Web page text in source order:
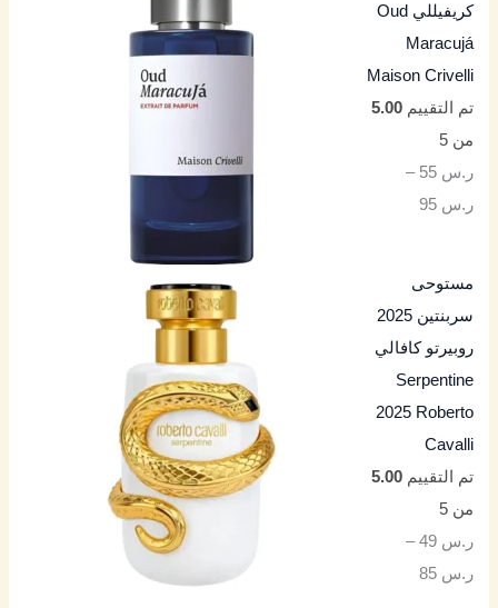
كريفيللي Oud
Maracujá
Maison Crivelli
تم التقييم5.00
من 5
ر.س 55
–
ر.س 95
مستوحى
سربنتين 2025
روبيرتو كافالي
Serpentine
2025 Roberto
Cavalli
تم التقييم5.00
من 5
ر.س 49
–
ر.س 85